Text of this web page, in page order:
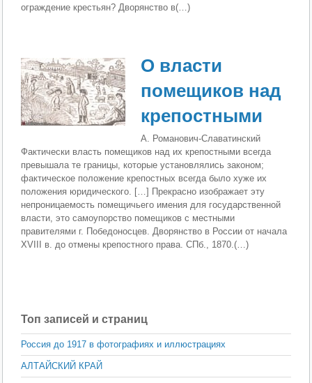
ограждение крестьян? Дворянство в(…)
О власти
помещиков над
крепостными
А. Романович-Славатинский
Фактически власть помещиков над их крепостными всегда
превышала те границы, которые установлялись законом;
фактическое положение крепостных всегда было хуже их
положения юридического. […] Прекрасно изображает эту
непроницаемость поме­щичьего имения для государственной
власти, это само­упорство помещиков с местными
правителями г. Побе­доносцев. Дворянство в России от начала
XVIII в. до отмены крепостного права. СПб., 1870.(…)
Топ записей и страниц
Россия до 1917 в фотографиях и иллюстрациях
АЛТАЙСКИЙ КРАЙ